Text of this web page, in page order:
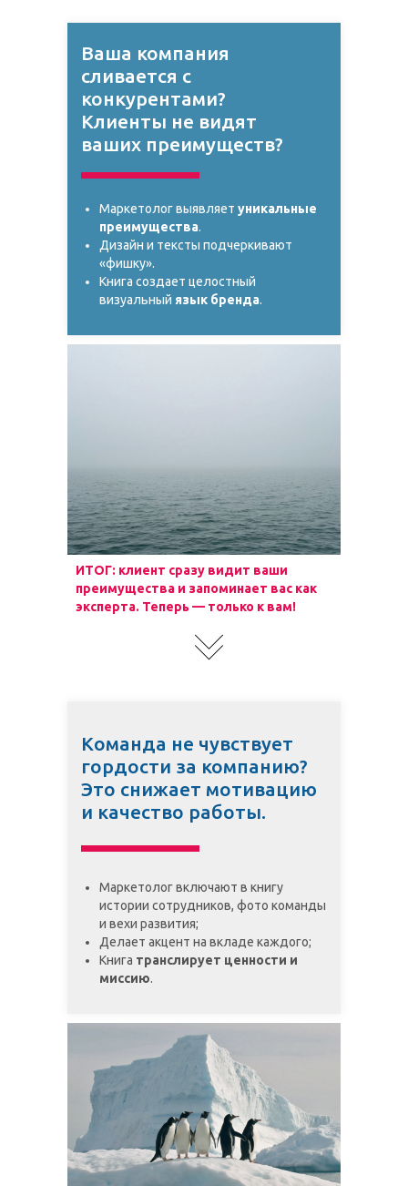
ИТОГ: клиент сразу видит ваши
преимущества и запоминает вас как
эксперта. Теперь — только к вам!
Ваша компания
сливается с
конкурентами?
Клиенты не видят
ваших преимуществ?
Маркетолог выявляет уникальные
преимущества.
Дизайн и тексты подчеркивают
«фишку».
Книга создает целостный
визуальный язык бренда.
Команда не чувствует
гордости за компанию?
Это снижает мотивацию
и качество работы.
Маркетолог включают в книгу
истории сотрудников, фото команды
и вехи развития;
Делает акцент на вкладе каждого;
Книга транслирует ценности и
миссию.